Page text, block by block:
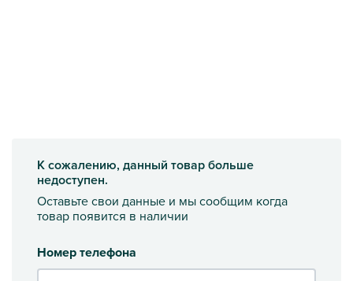
К сожалению, данный товар больше
недоступен.
Оставьте свои данные и мы сообщим когда
товар появится в наличии
Номер телефона